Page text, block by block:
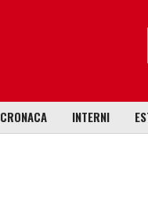
CRONACA INTERNI